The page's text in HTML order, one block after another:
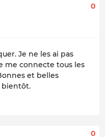
0
Je ne les ai pas
me connecte tous les
et belles
bientôt.
0